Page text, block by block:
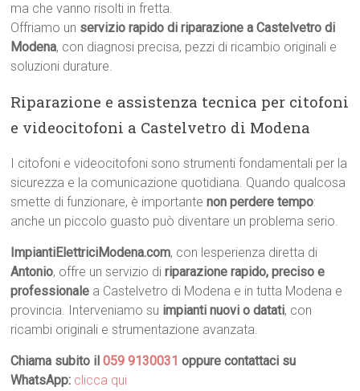
ma che vanno risolti in fretta.
Offriamo un servizio rapido di riparazione a Castelvetro di
Modena, con diagnosi precisa, pezzi di ricambio originali e
soluzioni durature.
Riparazione e assistenza tecnica per citofoni
e videocitofoni a Castelvetro di Modena
I citofoni e videocitofoni sono strumenti fondamentali per la
sicurezza e la comunicazione quotidiana. Quando qualcosa
smette di funzionare, è importantenon perdere tempo:
anche un piccolo guasto può diventare un problema serio.
ImpiantiElettriciModena.com, con lesperienza diretta di
Antonio, offre un servizio diriparazione rapido, preciso e
professionale a Castelvetro di Modena e in tutta Modena e
provincia. Interveniamo su impianti nuovi o datati, con
ricambi originali e strumentazione avanzata.
Chiama subito il059 9130031 oppure contattaci su
WhatsApp: clicca qui